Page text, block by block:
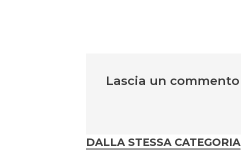
Lascia un commento
DALLA STESSA CATEGORIA